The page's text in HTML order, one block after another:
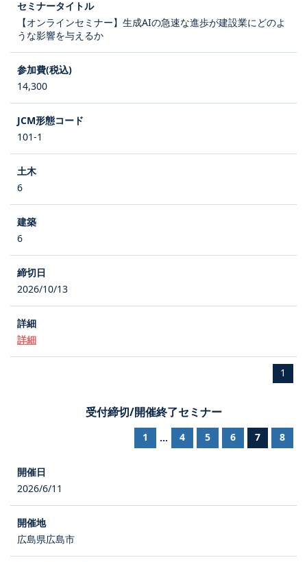
【オンラインセミナー】生成AIの急速な進歩が建設業にどのよ
うな影響を与えるか
14,300
101-1
6
6
2026/10/13
詳細
1
受付締切/開催終了セミナー
1 ... 4 5 6 7 8
2026/6/11
広島県広島市